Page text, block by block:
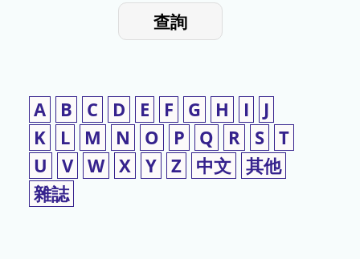
查詢
A B C D E F G H I
J
K
L M N O P Q R S T
U
V W X Y Z 中文 其他
雜誌